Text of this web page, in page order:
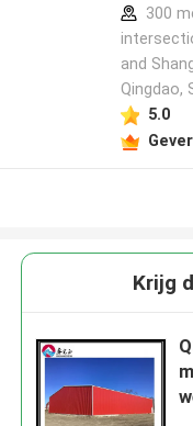
300
and
Qingdao,
5.0
Krijg